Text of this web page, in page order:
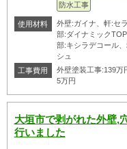
防水工事
使用材料
外壁:ガイナ、軒:セ
部:ダイナミック
部:キシラデコール
シュ
工事費用
外壁塗装工事:139万
5万円
大垣市で剥がれた外壁,
行いました